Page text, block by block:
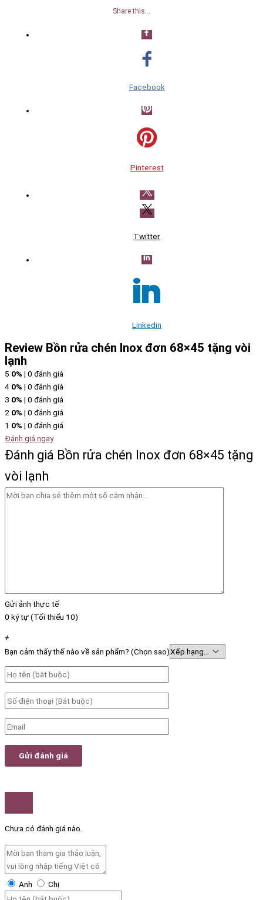
Share this…
Facebook
Pinterest
Twitter
Linkedin
Review Bồn rửa chén Inox đơn 68×45 tặng vòi
lạnh
5 0% | 0 đánh giá
4 0% | 0 đánh giá
3 0% | 0 đánh giá
2 0% | 0 đánh giá
1 0% | 0 đánh giá
Đánh giá ngay
Đánh giá Bồn rửa chén Inox đơn 68×45 tặng
vòi lạnh
Gửi ảnh thực tế
0 ký tự (Tối thiểu 10)
+
Bạn cảm thấy thế nào về sản phẩm? (Chọn sao)
Chưa có đánh giá nào.
Anh Chị